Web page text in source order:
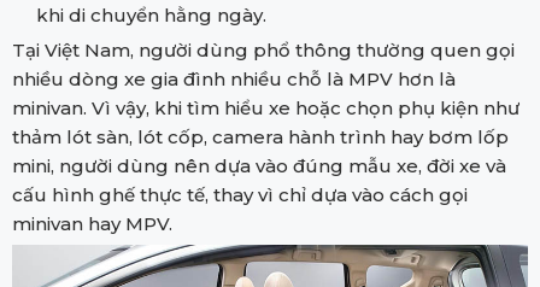
khi di chuyển hằng ngày.
Tại Việt Nam, người dùng phổ thông thường quen gọi
nhiều dòng xe gia đình nhiều chỗ là MPV hơn là
minivan. Vì vậy, khi tìm hiểu xe hoặc chọn phụ kiện như
thảm lót sàn, lót cốp, camera hành trình hay bơm lốp
mini, người dùng nên dựa vào đúng mẫu xe, đời xe và
cấu hình ghế thực tế, thay vì chỉ dựa vào cách gọi
minivan hay MPV.